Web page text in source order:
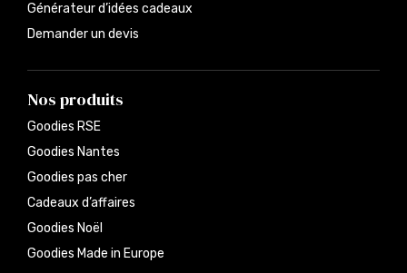
Générateur d’idées cadeaux
Demander un devis
Nos produits
Goodies RSE
Goodies Nantes
Goodies pas cher
Cadeaux d’affaires
Goodies Noël
Goodies Made in Europe